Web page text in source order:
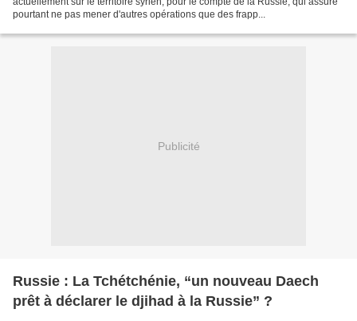
pourtant ne pas mener d'autres opérations que des frapp...
Publicité
Russie : La Tchétchénie, “un nouveau Daech
prêt à déclarer le djihad à la Russie” ?